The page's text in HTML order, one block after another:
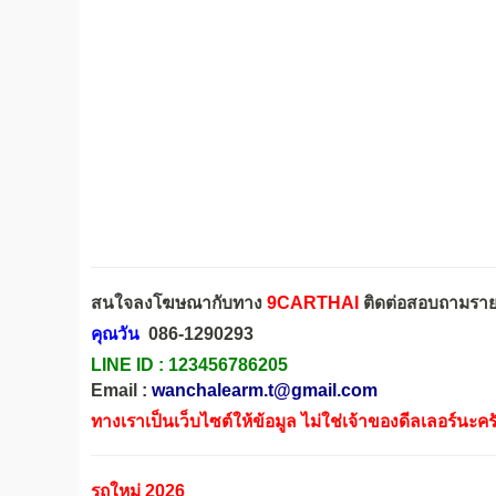
สนใจลงโฆษณากับทาง 9CARTHAI ติดต่อสอบถามรา
คุณวัน 086-1290293
LINE ID : 123456786205
Email : wanchalearm.t@gmail.com
ทางเราเป็นเว็บไซต์ให้ข้อมูล ไม่ใช่เจ้าของดีลเลอร์นะค
รถใหม่ 2026